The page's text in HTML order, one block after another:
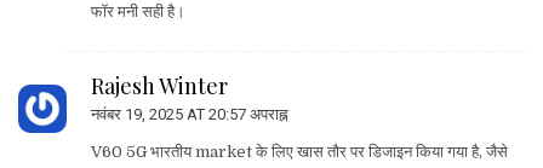
फॉर मनी सही है।
Rajesh Winter
नवंबर 19, 2025 AT 20:57 अपराह्न
V60 5G भारतीय market के लिए खास तौर पर डिजाइन किया गया है, जैसे